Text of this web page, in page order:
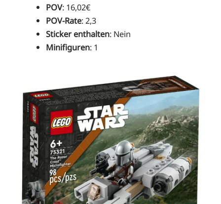
POV: 16,02€
POV-Rate: 2,3
Sticker enthalten: Nein
Minifiguren: 1